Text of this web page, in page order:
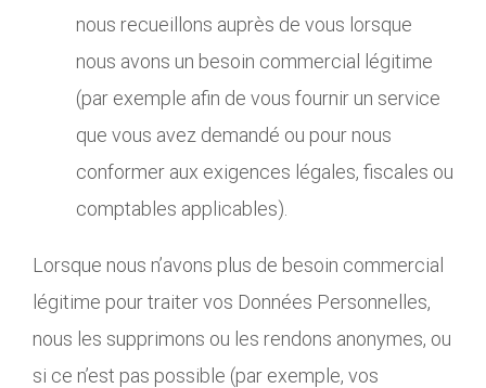
nous recueillons auprès de vous lorsque
nous avons un besoin commercial légitime
(par exemple afin de vous fournir un service
que vous avez demandé ou pour nous
conformer aux exigences légales, fiscales ou
comptables applicables).
Lorsque nous n’avons plus de besoin commercial
légitime pour traiter vos Données Personnelles,
nous les supprimons ou les rendons anonymes, ou
si ce n’est pas possible (par exemple, vos